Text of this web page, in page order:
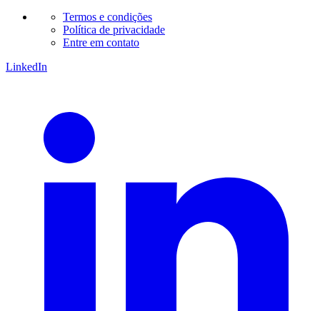
Termos e condições
Política de privacidade
Entre em contato
LinkedIn